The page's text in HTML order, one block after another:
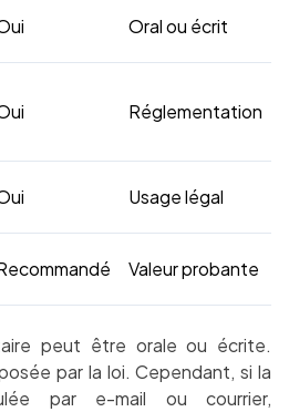
Oral ou écrit
Réglementation
Usage légal
Valeur probante
peut être orale ou écrite.
par la loi. Cependant, si la
par e-mail ou courrier,